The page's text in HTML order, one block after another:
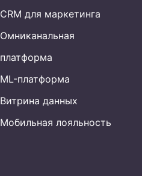
CRM для маркетинга
Омниканальная
платформа
ML-платформа
Витрина данных
Мобильная лояльность